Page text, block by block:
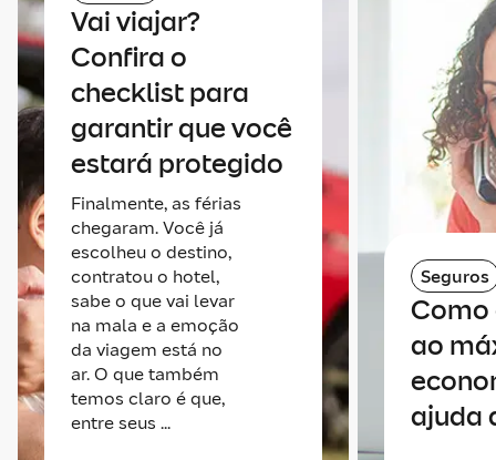
Vai viajar?
Confira o
checklist para
garantir que você
estará protegido
Finalmente, as férias
chegaram. Você já
escolheu o destino,
contratou o hotel,
sabe o que vai levar
na mala e a emoção
da viagem está no
ar. O que também
temos claro é que,
entre seus ...
Seguros
ao
ajuda